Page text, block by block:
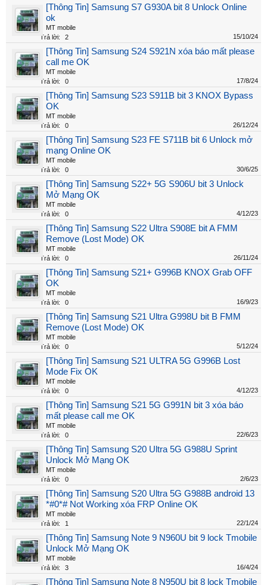
[Thông Tin] Samsung S7 G930A bit 8 Unlock Online
ok
MT mobile
Trả lời:
2 15/10/24
[Thông Tin] Samsung S24 S921N xóa báo mất please
call me OK
MT mobile
Trả lời:
0 17/8/24
[Thông Tin] Samsung S23 S911B bit 3 KNOX Bypass
OK
MT mobile
Trả lời:
0 26/12/24
[Thông Tin] Samsung S23 FE S711B bit 6 Unlock mở
mạng Online OK
MT mobile
Trả lời:
0 30/6/25
[Thông Tin] Samsung S22+ 5G S906U bit 3 Unlock
Mở Mạng OK
MT mobile
Trả lời:
0 4/12/23
[Thông Tin] Samsung S22 Ultra S908E bit A FMM
Remove (Lost Mode) OK
MT mobile
Trả lời:
0 26/11/24
[Thông Tin] Samsung S21+ G996B KNOX Grab OFF
OK
MT mobile
Trả lời:
0 16/9/23
[Thông Tin] Samsung S21 Ultra G998U bit B FMM
Remove (Lost Mode) OK
MT mobile
Trả lời:
0 5/12/24
[Thông Tin] Samsung S21 ULTRA 5G G996B Lost
Mode Fix OK
MT mobile
Trả lời:
0 4/12/23
[Thông Tin] Samsung S21 5G G991N bit 3 xóa báo
mất please call me OK
MT mobile
Trả lời:
0 22/6/23
[Thông Tin] Samsung S20 Ultra 5G G988U Sprint
Unlock Mở Mạng OK
MT mobile
Trả lời:
0 2/6/23
[Thông Tin] Samsung S20 Ultra 5G G988B android 13
*#0*# Not Working xóa FRP Online OK
MT mobile
Trả lời:
1 22/1/24
[Thông Tin] Samsung Note 9 N960U bit 9 lock Tmobile
Unlock Mở Mạng OK
MT mobile
Trả lời:
3 16/4/24
[Thông Tin] Samsung Note 8 N950U bit 8 lock Tmobile